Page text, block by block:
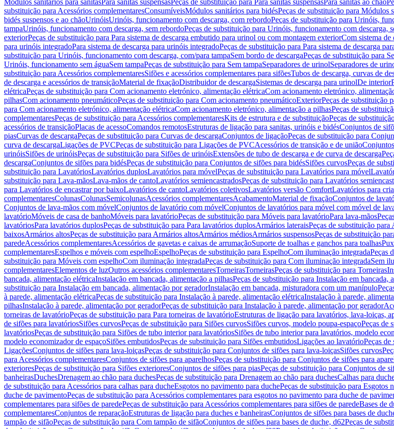
Módulos sanitários para sanitasPara sanitas suspensasPeças de substituição para Para sanitas suspensasPara sanitas ao chão
substituição para Acessórios complementaresConsumíveisMódulos sanitários para bidésPeças de substituição para Módulos
bidés suspensos e ao chãoUrinóisUrinóis, funcionamento com descarga, com rebordoPeças de substituição para Urinóis,
tampaUrinóis, funcionamento com descarga, sem rebordoPeças de substituição para Urinóis, funcionamento com descarga,
exteriorPeças de substituição para Para sistema de descarga embutido para urinol ou com montagem exteriorCom sistema de
para urinóis integradoPara sistema de descarga para urinóis integradoPeças de substituição para Para sistema de descarga
substituição para Urinóis, funcionamento com descarga, com/para tampaSem bordo de descargaPeças de substituição para
Urinóis, funcionamento sem águaSem tampaPeças de substituição para Sem tampaSeparadores de urinolSeparadores de
substituição para Acessórios complementaresSifões e acessórios complementares para sifõesTubos de descarga, curvas de
de descarga e acessórios de transiçãoMaterial de fixaçãoDistribuidor de descargaSistemas de descarga para urinolDe interior
elétricaPeças de substituição para Com acionamento eletrónico, alimentação elétricaCom acionamento eletrónico,
pilhasCom acionamento pneumáticoPeças de substituição para Com acionamento pneumáticoExteriorPeças de substituição
para Com acionamento eletrónico, alimentação elétricaCom acionamento eletrónico, alimentação a pilhasPeças de
complementaresPeças de substituição para Acessórios complementaresKits de estrutura e de substituiçãoPeças de
acessórios de transiçãoPlacas de acessoComandos remotosEstruturas de ligação para sanitas, urinóis e bidésConjuntos de
piasCurvas de descargaPeças de substituição para Curvas de descargaConjuntos de ligaçãoPeças de substituição para
curva de descargaLigações de PVCPeças de substituição para Ligações de PVCAcessórios de transição e de união
urinóisSifões de urinóisPeças de substituição para Sifões de urinóisExtensões de tubo de descarga e de curva de descarga
descargaConjuntos de sifões para bidésPeças de substituição para Conjuntos de sifões para bidésSifões curvosPeças de
substituição para LavatóriosLavatórios duplosLavatórios para móvelPeças de substituição para Lavatórios para móvel
substituição para Lava-mãosLava-mãos de cantoLavatórios semiencastradosPeças de substituição para Lavatórios
para Lavatórios de encastrar por baixoLavatórios de cantoLavatórios coletivosLavatórios versão ComfortLavatórios para
complementaresColunasColunasSemicolunasAcessórios complementaresAcabamentoMaterial de fixaçãoConjuntos de
Conjuntos de lava-mãos com móvelConjuntos de lavatório com móvelConjuntos de lavatórios para móvel com móvel de
lavatórioMóveis de casa de banhoMóveis para lavatórioPeças de substituição para Móveis para lavatórioPara lava-mãos
lavatóriosPara lavatórios duplosPeças de substituição para Para lavatórios duplosArmários lateraisPeças de substituição para
baixosArmários altosPeças de substituição para Armários altosArmários médiosArmários suspensosPeças de substituição
paredeAcessórios complementaresAcessórios de gavetas e caixas de arrumaçãoSuporte de toalhas e ganchos para toalhas
complementaresEspelhos e móveis com espelhoEspelhoPeças de substituição para EspelhoCom iluminação integradaPeças
substituição para Móveis com espelhoCom iluminação integradaPeças de substituição para Com iluminação integradaSem
complementaresElementos de luzOutros acessórios complementaresTorneirasTorneirasPeças de substituição para Torneiras
bancada, alimentação elétricaInstalação em bancada, alimentação a pilhasPeças de substituição para Instalação em bancada,
substituição para Instalação em bancada, alimentação por geradorInstalação em bancada, misturadora com um manípulo
à parede, alimentação elétricaPeças de substituição para Instalação à parede, alimentação elétricaInstalação à parede,
pilhasInstalação à parede, alimentação por geradorPeças de substituição para Instalação à parede, alimentação por gerador
torneiras de lavatórioPeças de substituição para Para torneiras de lavatórioEstruturas de ligação para lavatórios, lava-loiças,
de sifões para lavatóriosSifões curvosPeças de substituição para Sifões curvosSifões curvos, modelo poupa-espaçoPeças de
lavatóriosPeças de substituição para Sifões de tubo interior para lavatóriosSifões de tubo interior para lavatórios, modelo
modelo economizador de espaçoSifões embutidosPeças de substituição para Sifões embutidosLigações ao lavatórioPeças
LigaçõesConjuntos de sifões para lava-loiçasPeças de substituição para Conjuntos de sifões para lava-loiçasSifões curvos
para Acessórios complementaresConjuntos de sifões para aparelhosPeças de substituição para Conjuntos de sifões para
exterioresPeças de substituição para Sifões exterioresConjuntos de sifões para piasPeças de substituição para Conjuntos de
banheirasDuchesDrenagem ao chão para duchesPeças de substituição para Drenagem ao chão para duchesCalhas para
de substituição para Acessórios para calhas para ducheEsgotos no pavimento para duchePeças de substituição para Esgotos
duche de pavimentoPeças de substituição para Acessórios complementares para esgotos no pavimento para duche de
complementares para sifões de paredePeças de substituição para Acessórios complementares para sifões de paredeBases de
complementaresConjuntos de reparaçãoEstruturas de ligação para duches e banheirasConjuntos de sifões para bases de
tampão de sifãoPeças de substituição para Com tampão de sifãoConjuntos de sifões para bases de duche, d62Peças de